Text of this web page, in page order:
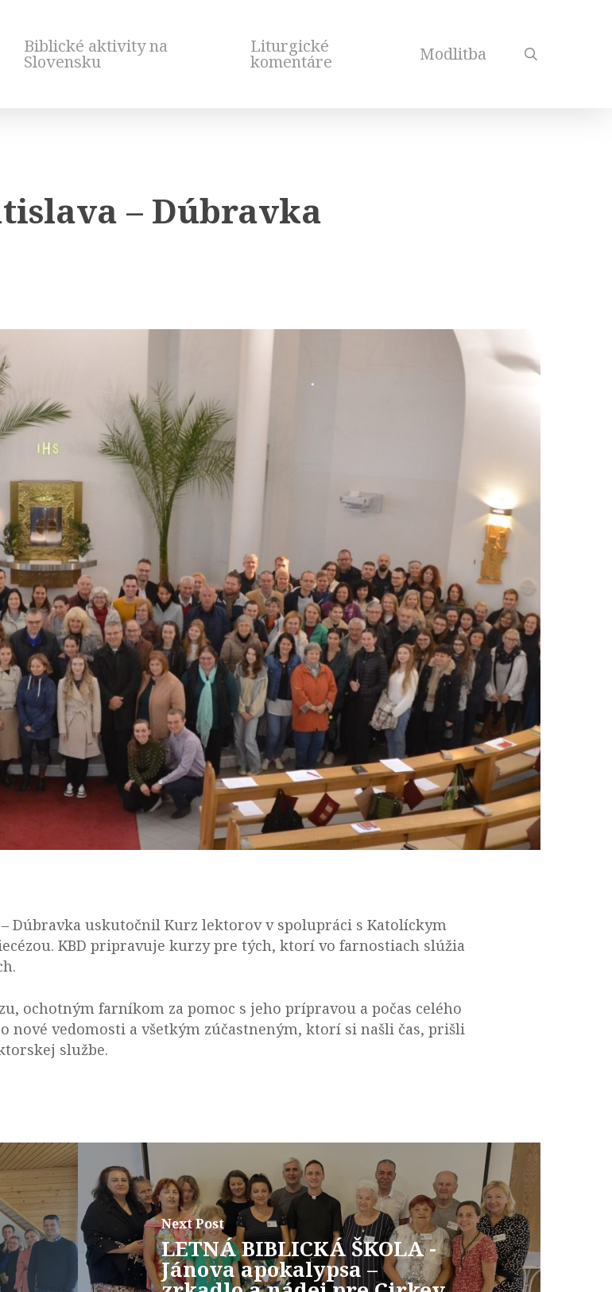
Biblické aktivity na
Slovensku
Liturgické
komentáre Modlitba
– Dúbravka
– Dúbravka uskutočnil Kurz lektorov v spolupráci s Katolíckym
KBD pripravuje kurzy pre tých, ktorí vo farnostiach slúžia
ochotným farníkom za pomoc s jeho prípravou a počas celého
vedomosti a všetkým zúčastneným, ktorí si našli čas, prišli
službe.
Next Post
LETNÁ BIBLICKÁ ŠKOLA -
Jánova apokalypsa –